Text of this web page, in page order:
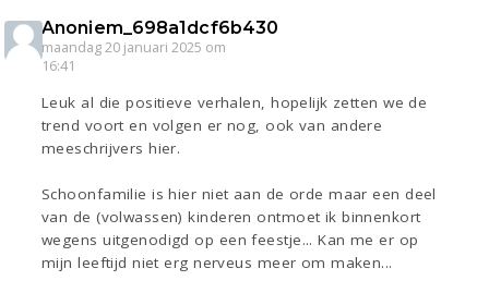
Anoniem_698a1dcf6b430
maandag 20 januari 2025 om
16:41
Leuk al die positieve verhalen, hopelijk zetten we de
trend voort en volgen er nog, ook van andere
meeschrijvers hier.
Schoonfamilie is hier niet aan de orde maar een deel
van de (volwassen) kinderen ontmoet ik binnenkort
wegens uitgenodigd op een feestje... Kan me er op
mijn leeftijd niet erg nerveus meer om maken...